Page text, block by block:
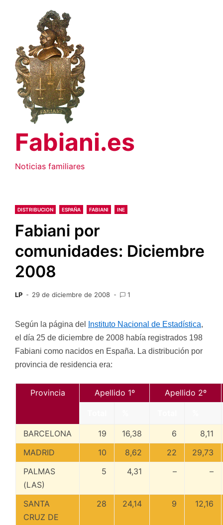
contenido
Fabiani.es
Noticias familiares
DISTRIBUCION ESPAÑA FABIANI INE
Fabiani por
comunidades: Diciembre
2008
LP 29 de diciembre de 2008 1
Según la página del Instituto Nacional de Estadística,
el día 25 de diciembre de 2008 había registrados 198
Fabiani como nacidos en España. La distribución por
provincia de residencia era:
Provincia Apellido 1º Apellido 2º
BARCELONA 19 16,38 6
8,11
MADRID
10 8,62 22
29,73
PALMAS
(LAS)
5 4,31 – –
SANTA
CRUZ DE
28 24,14 9 12,16